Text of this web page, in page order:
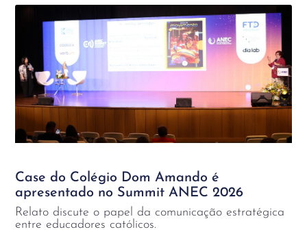
Case do Colégio Dom Amando é
apresentado no Summit ANEC 2026
Relato discute o papel da comunicação estratégica
entre educadores católicos.